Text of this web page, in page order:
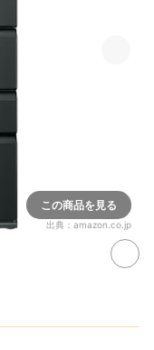
この商品を見る
出典： amazon.co.jp